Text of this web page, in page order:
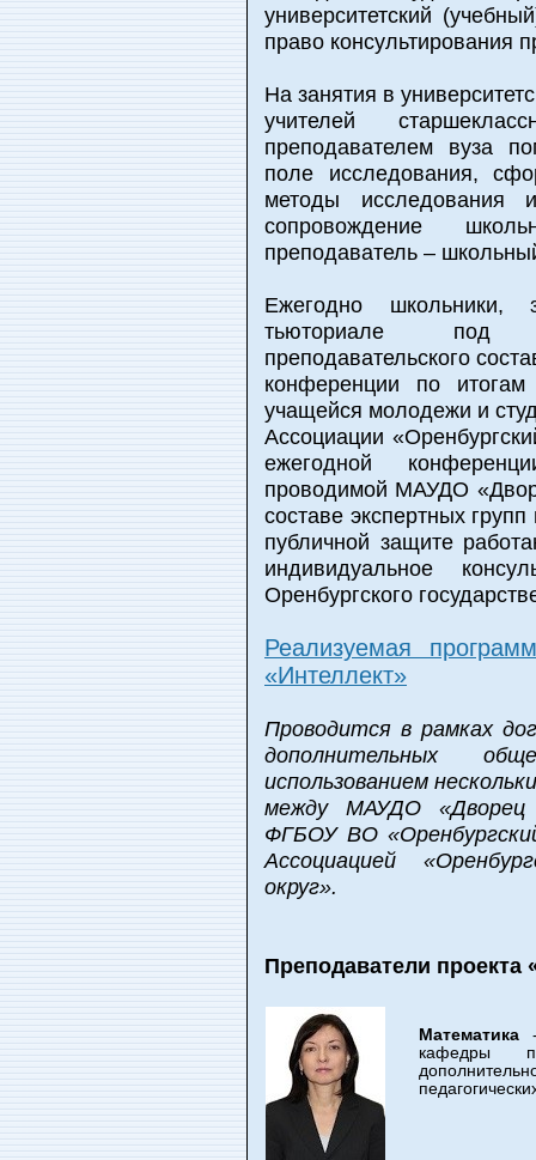
университетский
право консультирования
На занятия в
учителей
преподавателем вуза
поле исследования,
методы исследования
сопровождение
преподаватель –
Ежегодно школьники,
тьюториале под
преподавательского
конференции по итогам
учащейся молодежи и
Ассоциации
ежегодной
проводимой МАУДО
составе экспертных
публичной защите
индивидуальное
Оренбургского
Реализуемая
«Интеллект»
Проводится в рамках
дополнительных
использованием
между МАУДО «Дворец
ФГБОУ ВО
Ассоциацией
округ».
Преподаватели проекта
Математика
кафедры